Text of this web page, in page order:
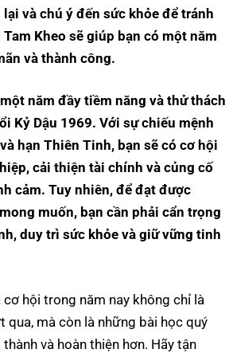
và chú ý đến sức khỏe để tránh
Kheo sẽ giúp bạn có một năm
và thành công.
năm đầy tiềm năng và thử thách
Kỷ Dậu 1969. Với sự chiếu mệnh
hạn Thiên Tinh, bạn sẽ có cơ hội
cải thiện tài chính và củng cố
cảm. Tuy nhiên, để đạt được
muốn, bạn cần phải cẩn trọng
duy trì sức khỏe và giữ vững tinh
hội trong năm nay không chỉ là
qua, mà còn là những bài học quý
và hoàn thiện hơn. Hãy tận